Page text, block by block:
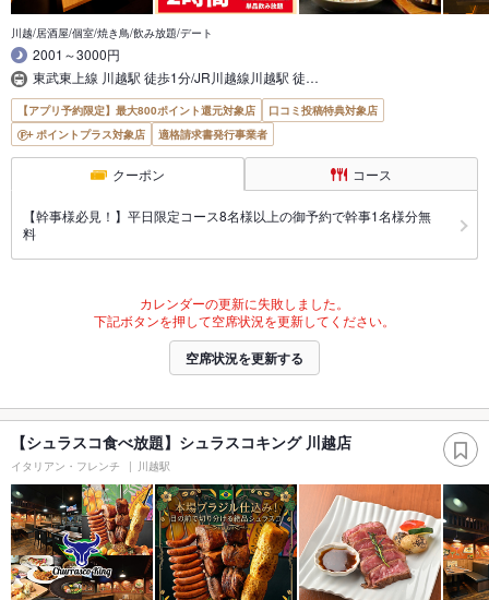
川越/居酒屋/個室/焼き鳥/飲み放題/デート
2001～3000円
東武東上線 川越駅 徒歩1分/JR川越線川越駅 徒…
【アプリ予約限定】最大800ポイント還元対象店
口コミ投稿特典対象店
ポイントプラス対象店
適格請求書発行事業者
クーポン コース
【幹事様必見！】平日限定コース8名様以上の御予約で幹事1名様分無
料
カレンダーの更新に失敗しました。
下記ボタンを押して空席状況を更新してください。
空席状況を更新する
【シュラスコ食べ放題】シュラスコキング 川越店
イタリアン・フレンチ 川越駅